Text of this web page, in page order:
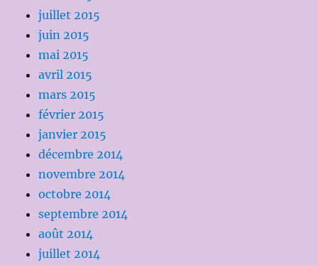
juillet 2015
juin 2015
mai 2015
avril 2015
mars 2015
février 2015
janvier 2015
décembre 2014
novembre 2014
octobre 2014
septembre 2014
août 2014
juillet 2014